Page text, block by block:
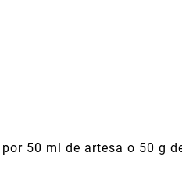
50 ml de artesa o 50 g